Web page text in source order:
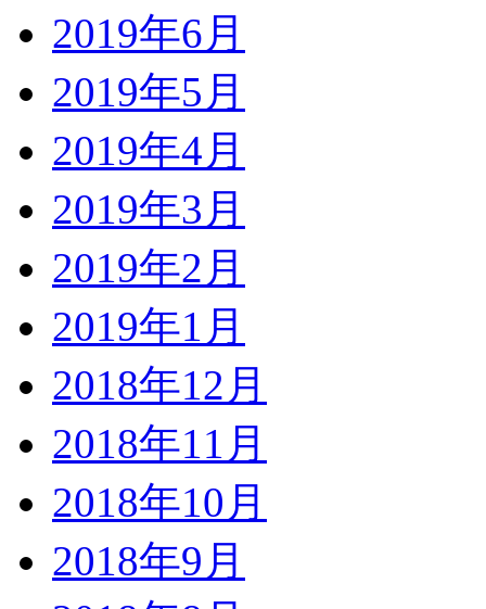
2019年6月
2019年5月
2019年4月
2019年3月
2019年2月
2019年1月
2018年12月
2018年11月
2018年10月
2018年9月